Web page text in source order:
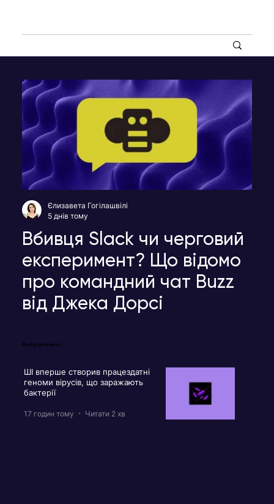
Вбивця Slack чи черговий
експеримент? Що відомо
про командний чат Buzz
від Джека Дорсі
Єлизавета Гогілашвілі
5 днів тому
Вибір редакції
ШІ вперше створив працездатні
геноми вірусів, що заражають
бактерії
17 годин тому Читати 2 хв